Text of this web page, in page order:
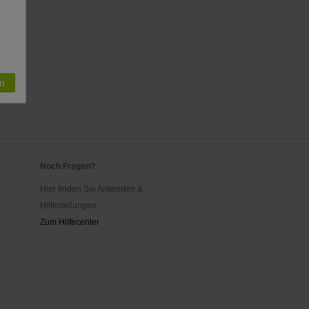
Noch Fragen?
Hier finden Sie Antworten &
Hilfestellungen:
Zum Hilfecenter